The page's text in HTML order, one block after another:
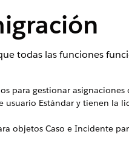
todas las funciones
para gestionar asignaciones
usuario Estándar y tienen la
objetos Caso e Incidente